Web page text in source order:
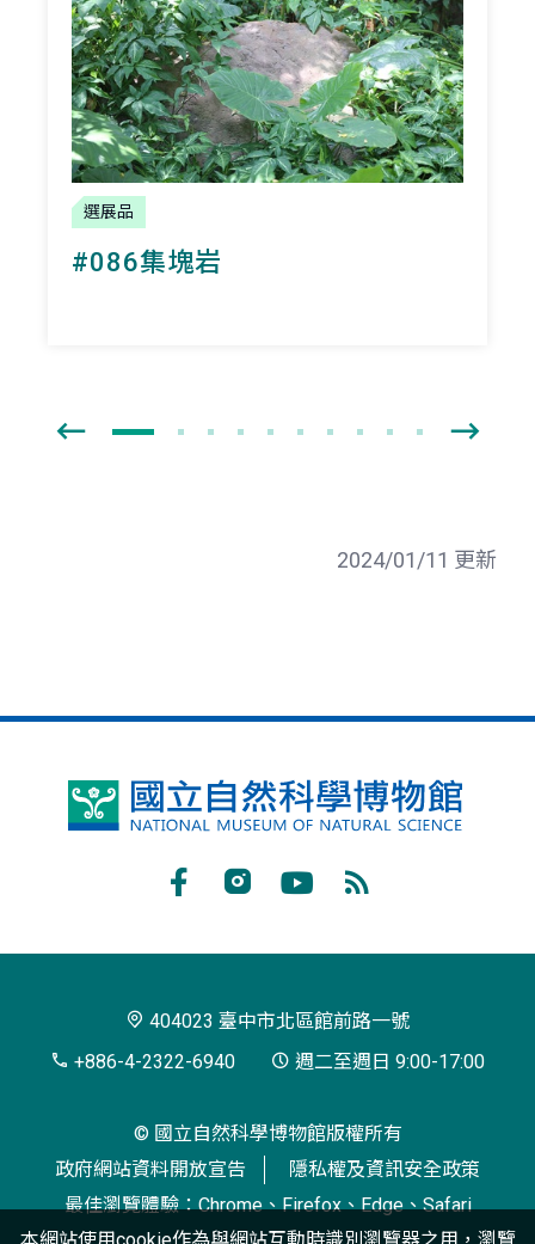
選展品
#086集塊岩
2024/01/11 更新
國
博
閱
404023 臺中市北區館前路一號
+886-4-2322-6940
週二至週日 9:00-17:00
© 國立自然科學博物館版權所有
政府網站資料開放宣告
隱私權及資訊安全政策
最佳瀏覽體驗：Chrome、Firefox、Edge、Safari